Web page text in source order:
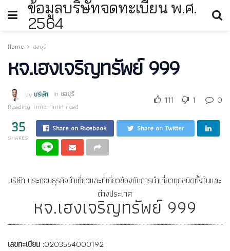
ข้อมูลบริษัทจดทะเบียน พ.ศ.
2564
Home ชลบุรี
หจ.เฮงเจริญทรัพย์ 999
by บริษัท in ชลบุรี
Reading Time: 1min read
111 1 0
35
SHARES
Share on Facebook Share on Twitter
บริษัท ประกอบธุรกิจนำเที่ยวและที่เกี่ยวข้องกับการนำเที่ยวทุกชนิดทั้งในและ
ต่างประเทศ
หจ.เฮงเจริญทรัพย์ 999
เลขทะเบียน :0203564000192